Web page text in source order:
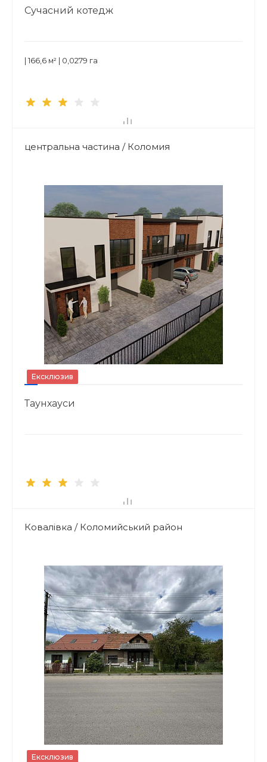
Сучасний котедж
| 166,6 м² | 0,0279 га
центральна частина / Коломия
Ексклюзив
Таунхауси
Ковалівка / Коломийський район
Ексклюзив